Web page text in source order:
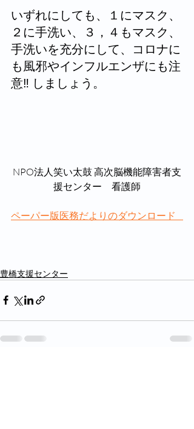
いずれにしても、１にマスク、
２に手洗い、３，４もマスク、
手洗いを充分にして、コロナに
も風邪やインフルエンザにも注
意‼ しましょう。
NPO法人笑い太鼓 高次脳機能障害者支
援センター　看護師
ペーパー版医務だよりのダウンロード
豊橋支援センター